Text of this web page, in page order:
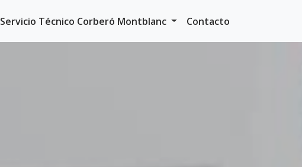
Servicio Técnico Corberó Montblanc Contacto